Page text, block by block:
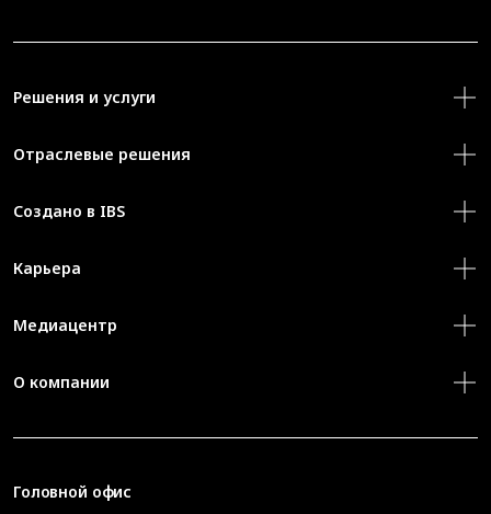
Решения и услуги
Отраслевые решения
Создано в IBS
Карьера
Медиацентр
О компании
Головной офис